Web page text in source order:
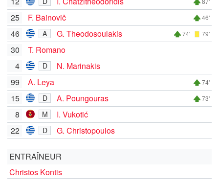
25 F. Bainovič 46'
46 A G. Theodosoulakis 74' 79'
30
T. Romano
4
D
N. Marinakis
99
A. Leya 74'
15 D A. Poungouras 73'
8 M
I. Vukotić
22
D G. Christopoulos
ENTRAÎNEUR
Christos Kontis